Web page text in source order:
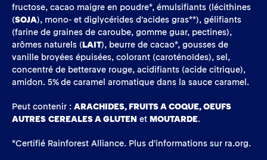
fructose, cacao maigre en poudre*, émulsifiants (lécithines
(SOJA), mono- et diglycérides d’acides gras**), gélifiants
(farine de graines de caroube, gomme guar, pectines),
arômes naturels ( LAIT), beurre de cacao*, gousses de
vanille broyées épuisées, colorant (caroténoïdes), sel,
concentré de betterave rouge, acidifiants (acide citrique),
amidon. 5% de caramel aromatique dans la sauce caramel.
Peut contenir : ARACHIDES, FRUITS A COQUE, OEUFS
AUTRES CEREALES A GLUTEN et MOUTARDE.
*Certifié Rainforest Alliance. Plus d’informations sur ra.org.